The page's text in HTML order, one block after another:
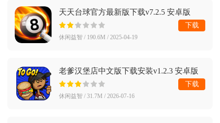
天天台球官方最新版下载v7.2.5 安卓版
休闲益智 / 190.6M / 2025-04-19
下载
老爹汉堡店中文版下载安装v1.2.3 安卓版
休闲益智 / 31.7M / 2026-07-16
下载